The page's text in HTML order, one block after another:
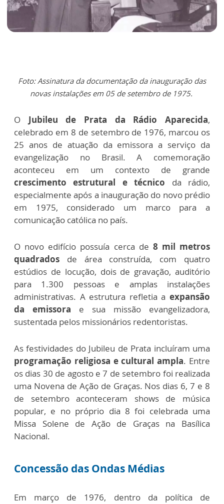
Foto: Assinatura da documentação da inauguração das
novas instalações em 05 de setembro de 1975.
O Jubileu de Prata da Rádio Aparecida,
celebrado em 8 de setembro de 1976, marcou os
25 anos de atuação da emissora a serviço da
evangelização no Brasil. A comemoração
aconteceu em um contexto de grande
crescimento estrutural e técnico da rádio,
especialmente após a inauguração do novo prédio
em 1975, considerado um marco para a
comunicação católica no país.
O novo edifício possuía cerca de 8 mil metros
quadrados de área construída, com quatro
estúdios de locução, dois de gravação, auditório
para 1.300 pessoas e amplas instalações
administrativas. A estrutura refletia a expansão
da emissora e sua missão evangelizadora,
sustentada pelos missionários redentoristas.
As festividades do Jubileu de Prata incluíram uma
programação religiosa e cultural ampla. Entre
os dias 30 de agosto e 7 de setembro foi realizada
uma Novena de Ação de Graças. Nos dias 6, 7 e 8
de setembro aconteceram shows de música
popular, e no próprio dia 8 foi celebrada uma
Missa Solene de Ação de Graças na Basílica
Nacional.
Concessão das Ondas Médias
Em março de 1976, dentro da política de